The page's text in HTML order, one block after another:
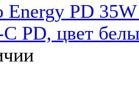
PD
PD, цвет